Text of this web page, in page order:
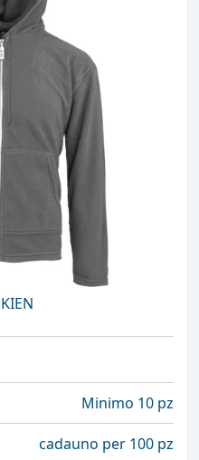
Minimo 10 pz
cadauno per 100 pz